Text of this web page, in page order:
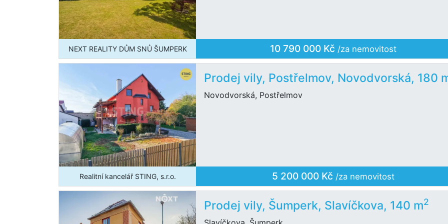
NEXT REALITY DŮM SNŮ ŠUMPERK 10 790 000 Kč /za nemovitost
Prodej vily, Postřelmov, Novodvorská, 180
Novodvorská, Postřelmov
Realitní kancelář STING, s.r.o. 5 200 000 Kč /za nemovitost
Prodej vily, Šumperk, Slavíčkova, 140 m2